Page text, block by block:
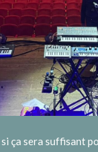
si ça sera suffisant